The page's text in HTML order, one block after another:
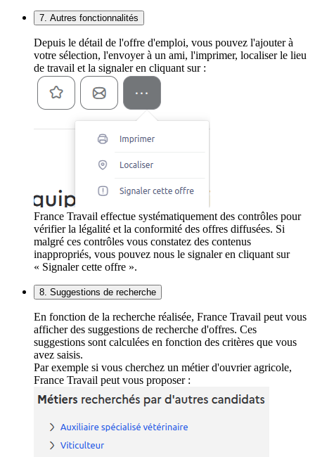
7. Autres fonctionnalités
Depuis le détail de l'offre d'emploi, vous pouvez l'ajouter à
votre sélection, l'envoyer à un ami, l'imprimer, localiser le lieu
de travail et la signaler en cliquant sur :
France Travail effectue systématiquement des contrôles pour
vérifier la légalité et la conformité des offres diffusées. Si
malgré ces contrôles vous constatez des contenus
inappropriés, vous pouvez nous le signaler en cliquant sur
« Signaler cette offre ».
8. Suggestions de recherche
En fonction de la recherche réalisée, France Travail peut vous
afficher des suggestions de recherche d'offres. Ces
suggestions sont calculées en fonction des critères que vous
avez saisis.
Par exemple si vous cherchez un métier d'ouvrier agricole,
France Travail peut vous proposer :